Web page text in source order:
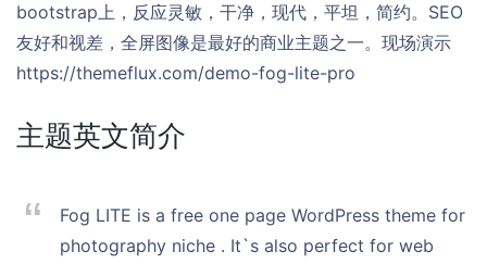
bootstrap上，反应灵敏，干净，现代，平坦，简约。SEO
友好和视差，全屏图像是最好的商业主题之一。现场演示
https://themeflux.com/demo-fog-lite-pro
主题英文简介
Fog LITE is a free one page WordPress theme for
photography niche . It`s also perfect for web